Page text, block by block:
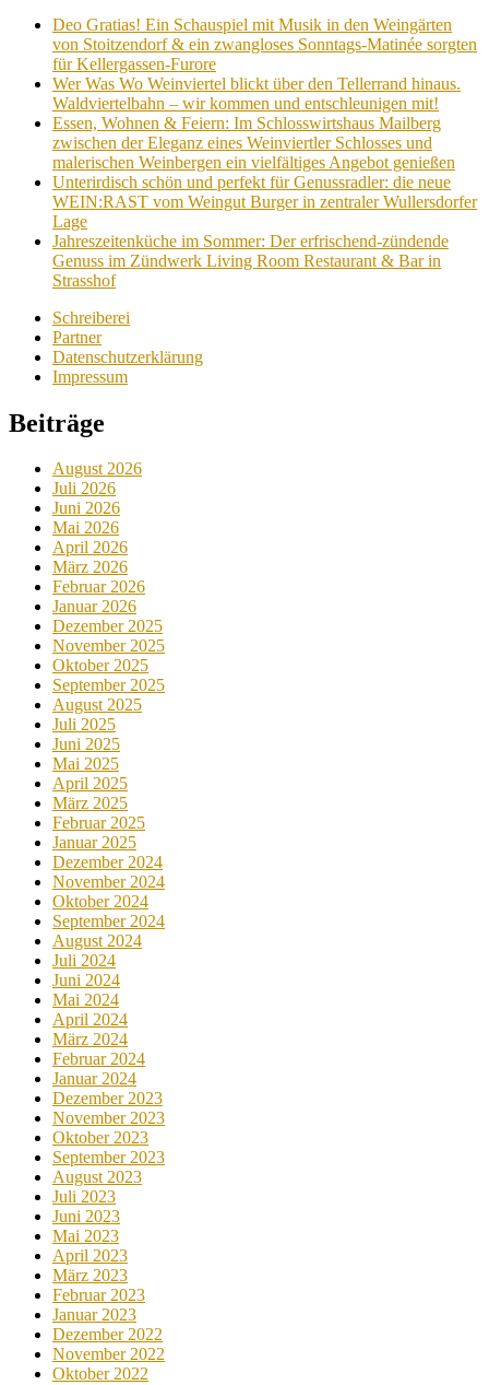
Deo Gratias! Ein Schauspiel mit Musik in den Weingärten
von Stoitzendorf & ein zwangloses Sonntags-Matinée sorgten
für Kellergassen-Furore
Wer Was Wo Weinviertel blickt über den Tellerrand hinaus.
Waldviertelbahn – wir kommen und entschleunigen mit!
Essen, Wohnen & Feiern: Im Schlosswirtshaus Mailberg
zwischen der Eleganz eines Weinviertler Schlosses und
malerischen Weinbergen ein vielfältiges Angebot genießen
Unterirdisch schön und perfekt für Genussradler: die neue
WEIN:RAST vom Weingut Burger in zentraler Wullersdorfer
Lage
Jahreszeitenküche im Sommer: Der erfrischend-zündende
Genuss im Zündwerk Living Room Restaurant & Bar in
Strasshof
Schreiberei
Partner
Datenschutzerklärung
Impressum
Beiträge
August 2026
Juli 2026
Juni 2026
Mai 2026
April 2026
März 2026
Februar 2026
Januar 2026
Dezember 2025
November 2025
Oktober 2025
September 2025
August 2025
Juli 2025
Juni 2025
Mai 2025
April 2025
März 2025
Februar 2025
Januar 2025
Dezember 2024
November 2024
Oktober 2024
September 2024
August 2024
Juli 2024
Juni 2024
Mai 2024
April 2024
März 2024
Februar 2024
Januar 2024
Dezember 2023
November 2023
Oktober 2023
September 2023
August 2023
Juli 2023
Juni 2023
Mai 2023
April 2023
März 2023
Februar 2023
Januar 2023
Dezember 2022
November 2022
Oktober 2022